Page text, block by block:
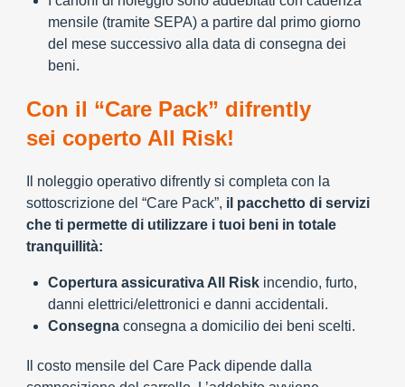
mensile (tramite SEPA) a partire dal primo giorno
del mese successivo alla data di consegna dei
beni.
Con il “Care Pack” difrently
sei coperto All Risk!
Il noleggio operativo difrently si completa con la
sottoscrizione del “Care Pack”, il pacchetto di servizi
che ti permette di utilizzare i tuoi beni in totale
tranquillità:
Copertura assicurativa All Risk incendio, furto,
danni elettrici/elettronici e danni accidentali.
Consegna consegna a domicilio dei beni scelti.
Il costo mensile del Care Pack dipende dalla